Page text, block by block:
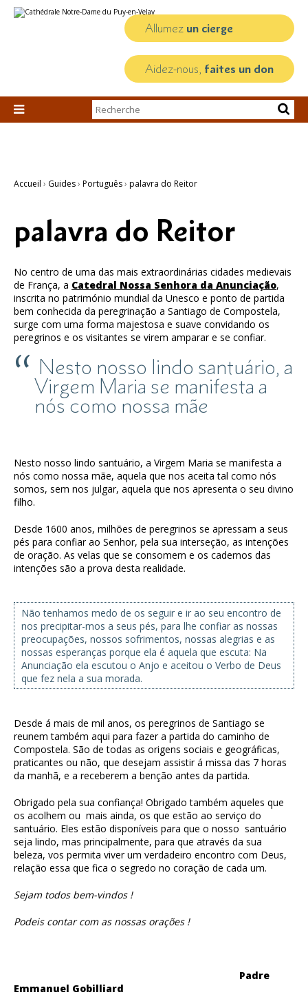
au
personnels
Allumez un cierge
Aidez-nous, faites un don

Chercher par
Recherche
Accueil › Guides› Português› palavra do Reitor
palavra do Reitor
No centro de uma das mais extraordinárias cidades medievais
de França, a Catedral Nossa Senhora da Anunciação,
inscrita no património mundial da Unesco e ponto de partida
bem conhecida da peregrinação a Santiago de Compostela,
surge com uma forma majestosa e suave convidando os
peregrinos e os visitantes se virem amparar e se confiar.
Nesto nosso lindo santuário, a
Virgem Maria se manifesta a
nós como nossa mãe
Nesto nosso lindo santuário, a Virgem Maria se manifesta a
nós como nossa mãe, aquela que nos aceita tal como nós
somos, sem nos julgar, aquela que nos apresenta o seu divino
filho.
Desde 1600 anos, milhões de peregrinos se apressam a seus
pés para confiar ao Senhor, pela sua interseção, as intenções
de oração. As velas que se consomem e os cadernos das
intenções são a prova desta realidade.
Não tenhamos medo de os seguir e ir ao seu encontro de
nos precipitar-mos a seus pés, para lhe confiar as nossas
preocupações, nossos sofrimentos, nossas alegrias e as
nossas esperanças porque ela é aquela que escuta: Na
Anunciação ela escutou o Anjo e aceitou o Verbo de Deus
que fez nela a sua morada.
Desde á mais de mil anos, os peregrinos de Santiago se
reunem também aqui para fazer a partida do caminho de
Compostela. São de todas as origens sociais e geográficas,
praticantes ou não, que desejam assistir á missa das 7 horas
da manhã, e a receberem a benção antes da partida.
Obrigado pela sua confiança! Obrigado também aqueles que
os acolhem ou mais ainda, os que estão ao serviço do
santuário. Eles estão disponíveis para que o nosso santuário
seja lindo, mas principalmente, para que através da sua
beleza, vos permita viver um verdadeiro encontro com Deus,
relação essa que fica o segredo no coração de cada um.
Sejam todos bem-vindos !
Podeis contar com as nossas orações !
Padre
Emmanuel Gobilliard